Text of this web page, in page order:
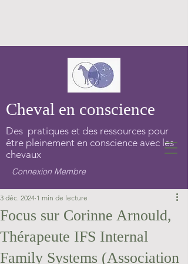
Cheval en conscience
Des pratiques et des ressources pour
être pleinement en conscience avec les
chevaux
Connexion Membre
Focus sur Corinne Arnould,
Thérapeute IFS Internal
Family Systems (Association
3 déc. 2024 1 min de lecture